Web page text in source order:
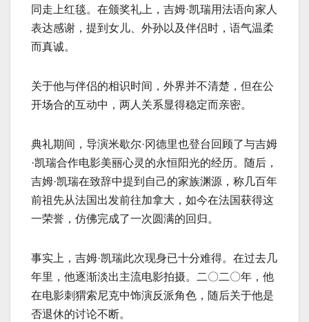
同走上红毯。在颁奖礼上，吉姆·凯瑞用法语向家人
表达感谢，提到女儿、外孙以及伴侣时，语气温柔
而真诚。
关于他与伴侣的相识时间，外界并不清楚，但在公
开场合的互动中，两人关系显得稳定而亲密。
典礼期间，导演米歇尔·冈德里也登台回顾了与吉姆
·凯瑞合作电影美丽心灵的永恒阳光的经历。随后，
吉姆·凯瑞在致辞中提到自己的家族渊源，称几百年
前祖先从法国出发前往加拿大，如今在法国获得这
一荣誉，仿佛完成了一次圆满的回归。
事实上，吉姆·凯瑞此次现身已十分难得。在过去几
年里，他逐渐淡出主流电影拍摄。二〇二〇年，他
在电影刺猬索尼克中饰演反派角色，随后关于他是
否退休的讨论不断。